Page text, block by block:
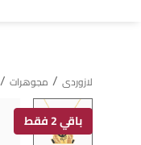
لازوردى / مجوهرات /
باقي 2 فقط